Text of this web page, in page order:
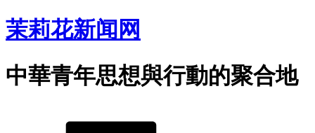
茉莉花新闻网
中華青年思想與行動的聚合地